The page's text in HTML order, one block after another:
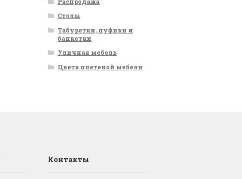
Столы
Табуретки, пуфики и
банкетки
Уличная мебель
Цвета плетеной мебели
Контакты